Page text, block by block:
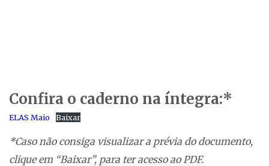
Confira o caderno na íntegra:*
ELAS Maio Baixar
*Caso não consiga visualizar a prévia do documento,
clique em “Baixar”, para ter acesso ao PDF.